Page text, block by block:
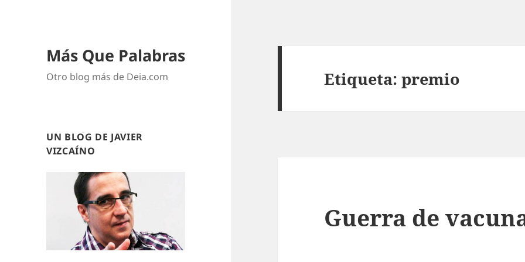
Más Que Palabras
Otro blog más de Deia.com
UN BLOG DE JAVIER
VIZCAÍNO
Etiqueta:premio
Guerra de